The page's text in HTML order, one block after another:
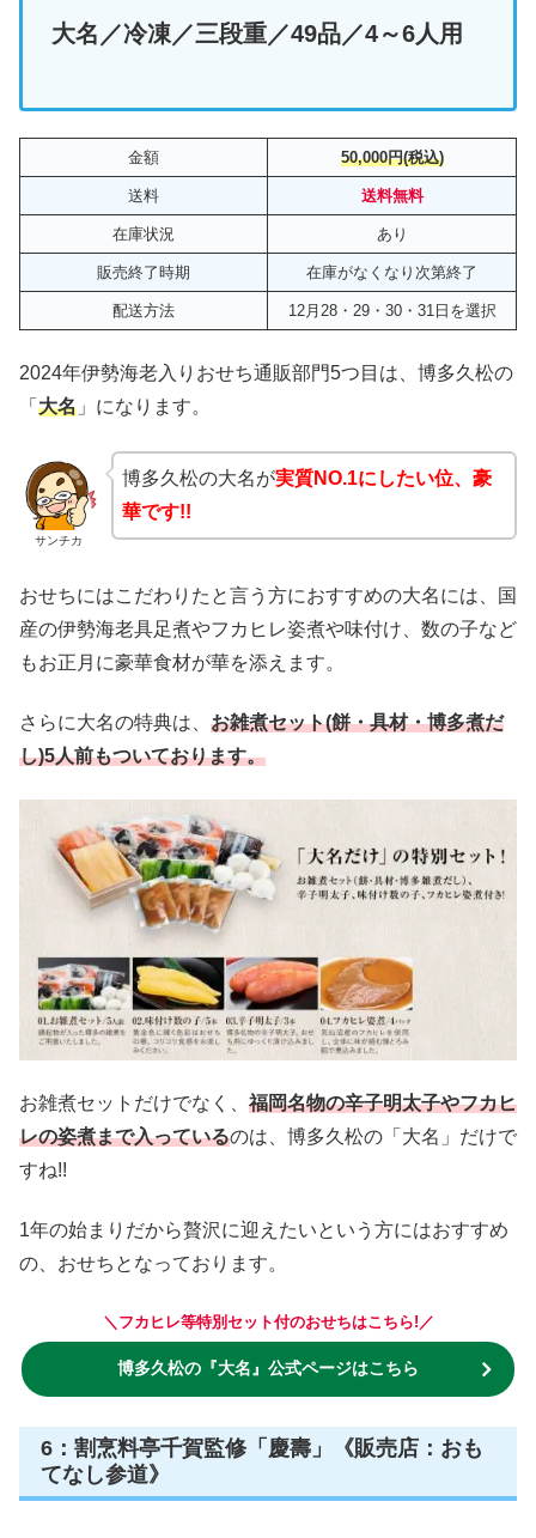
大名／冷凍／三段重／49品／4～6人用
金額 50,000円(税込)
送料 送料無料
在庫状況 あり
販売終了時期 在庫がなくなり次第終了
配送方法 12月28・29・30・31日を選択
2024年伊勢海老入りおせち通販部門5つ目は、博多久松の
「 大名 」になります。
サンチカ
博多久松の大名が実質NO.1にしたい位、豪
華です!!
おせちにはこだわりたと言う方におすすめの大名には、国
産の伊勢海老具足煮やフカヒレ姿煮や味付け、数の子など
もお正月に豪華食材が華を添えます。
さらに大名の特典は、 お雑煮セット(餅・具材・博多煮だ
し)5人前もついております。
お雑煮セットだけでなく、 福岡名物の辛子明太子やフカヒ
レの姿煮まで入っているのは、博多久松の「大名」だけで
すね!!
1年の始まりだから贅沢に迎えたいという方にはおすすめ
の、おせちとなっております。
＼フカヒレ等特別セット付のおせちはこちら!／
博多久松の『大名 』公式ページはこちら
6：割烹料亭千賀監修「慶壽」《販売店：おも
てなし参道》